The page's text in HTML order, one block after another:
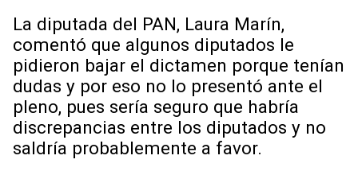
La diputada del PAN, Laura Marín,
comentó que algunos diputados le
pidieron bajar el dictamen porque tenían
dudas y por eso no lo presentó ante el
pleno, pues sería seguro que habría
discrepancias entre los diputados y no
saldría probablemente a favor.